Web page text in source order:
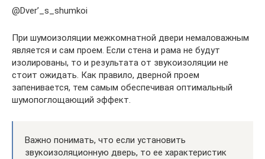
@Dver’_s_shumkoi
При шумоизоляции межкомнатной двери немаловажным
является и сам проем. Если стена и рама не будут
изолированы, то и результата от звукоизоляции не
стоит ожидать. Как правило, дверной проем
запенивается, тем самым обеспечивая оптимальный
шумопоглощающий эффект.
Важно понимать, что если установить
звукоизоляционную дверь, то ее характеристик